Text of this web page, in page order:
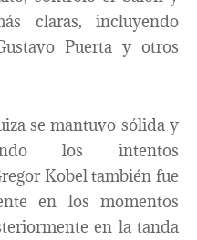
claras, incluyendo
Puerta y otros
se mantuvo sólida y
los intentos
Kobel también fue
en los momentos
en la tanda